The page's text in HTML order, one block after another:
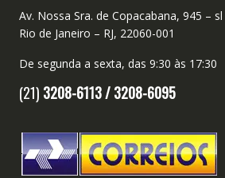
Av. Nossa Sra. de Copacabana, 945 –
Rio de Janeiro – RJ, 22060-001
De segunda a sexta, das 9:30 às 17:30
(21) 3208-6113 /3208-6095